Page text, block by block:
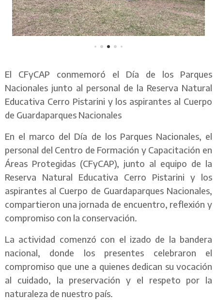
El CFyCAP conmemoró el Día de los Parques
Nacionales junto al personal de la Reserva Natural
Educativa Cerro Pistarini y los aspirantes al Cuerpo
de Guardaparques Nacionales
En el marco del Día de los Parques Nacionales, el
personal del Centro de Formación y Capacitación en
Áreas Protegidas (CFyCAP), junto al equipo de la
Reserva Natural Educativa Cerro Pistarini y los
aspirantes al Cuerpo de Guardaparques Nacionales,
compartieron una jornada de encuentro, reflexión y
compromiso con la conservación.
La actividad comenzó con el izado de la bandera
nacional, donde los presentes celebraron el
compromiso que une a quienes dedican su vocación
al cuidado, la preservación y el respeto por la
naturaleza de nuestro país.